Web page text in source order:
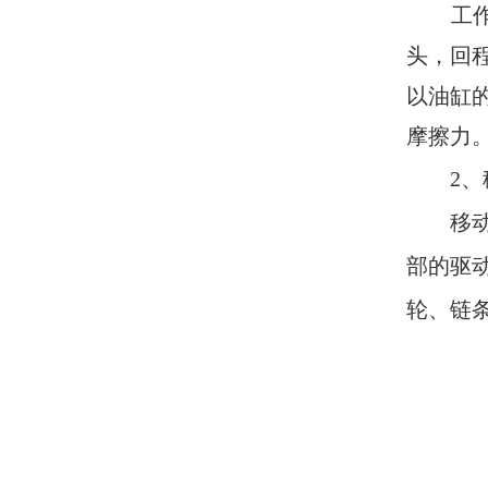
工
头，回
以油缸
摩擦力
2
移
部的驱
轮、链